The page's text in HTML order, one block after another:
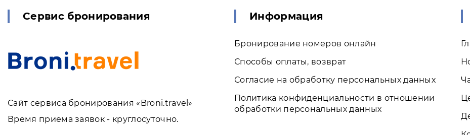
Сервис бронирования
Сайт сервиса бронирования «Broni.travel»
Время приема заявок - круглосуточно.
Информация
Бронирование номеров онлайн
Способы оплаты, возврат
Согласие на обработку персональных данных
Политика конфиденциальности в отношении
обработки персональных данных